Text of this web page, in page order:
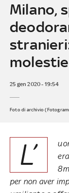
Milano,
25 gen 2020 - 19:54
Foto di archivio
L’
per non aver